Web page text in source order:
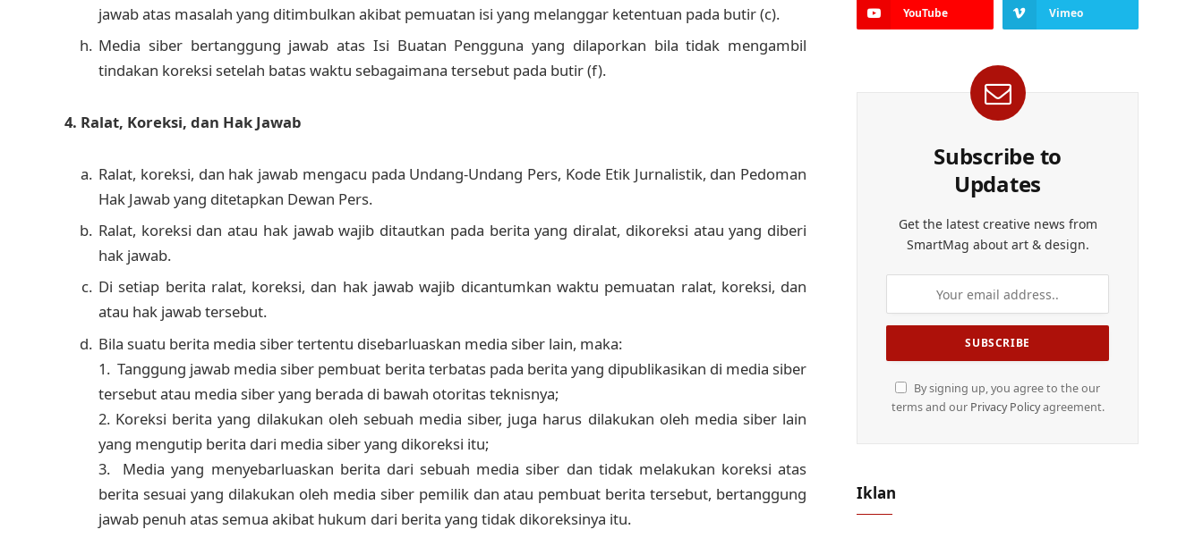
jawab atas masalah yang ditimbulkan akibat pemuatan isi yang melanggar ketentuan pada butir (c).
Media siber bertanggung jawab atas Isi Buatan Pengguna yang dilaporkan bila tidak mengambil
tindakan koreksi setelah batas waktu sebagaimana tersebut pada butir (f).
4. Ralat, Koreksi, dan Hak Jawab
Ralat, koreksi, dan hak jawab mengacu pada Undang-Undang Pers, Kode Etik Jurnalistik, dan Pedoman
Hak Jawab yang ditetapkan Dewan Pers.
Ralat, koreksi dan atau hak jawab wajib ditautkan pada berita yang diralat, dikoreksi atau yang diberi
hak jawab.
Di setiap berita ralat, koreksi, dan hak jawab wajib dicantumkan waktu pemuatan ralat, koreksi, dan
atau hak jawab tersebut.
Bila suatu berita media siber tertentu disebarluaskan media siber lain, maka:
1. Tanggung jawab media siber pembuat berita terbatas pada berita yang dipublikasikan di media siber
tersebut atau media siber yang berada di bawah otoritas teknisnya;
2. Koreksi berita yang dilakukan oleh sebuah media siber, juga harus dilakukan oleh media siber lain
yang mengutip berita dari media siber yang dikoreksi itu;
3. Media yang menyebarluaskan berita dari sebuah media siber dan tidak melakukan koreksi atas
berita sesuai yang dilakukan oleh media siber pemilik dan atau pembuat berita tersebut, bertanggung
jawab penuh atas semua akibat hukum dari berita yang tidak dikoreksinya itu.
YouTube Vimeo
Subscribe to
Updates
Get the latest creative news from
SmartMag about art & design.
By signing up, you agree to the our
terms and our Privacy Policyagreement.
Iklan